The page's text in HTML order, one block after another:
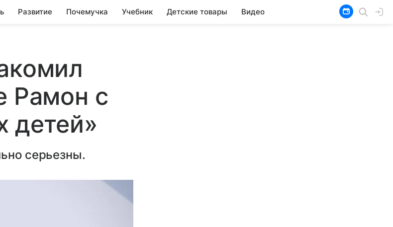
Развитие Почемучка Учебник Детские товары Видео
Рамон с
детей»
серьезны.